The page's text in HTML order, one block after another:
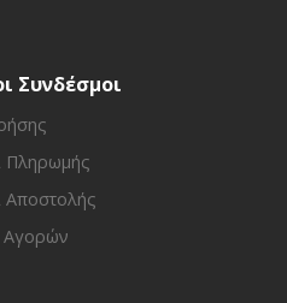
Συνδέσμοι
Πληρωμής
Αποστολής
Αγορών